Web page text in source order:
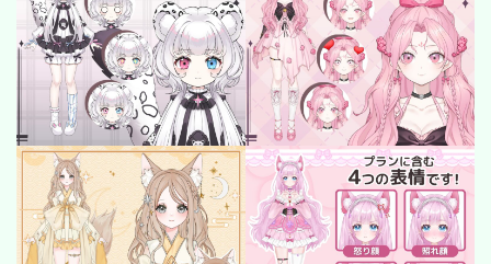
田舎
病院
神社/寺院
街
SF/ファンタジー
サイバー